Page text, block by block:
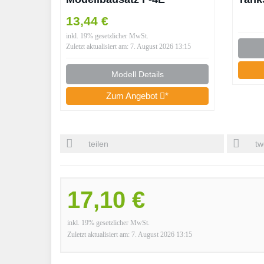
USAF-Kampfflugzeug 1:100
I Detailreich mit Fahrwerk,
Zusatztanks I Stecksystem,
kein Kleben I Für
Modellbau-Einsteiger ab 10.
13,44 €
inkl. 19% gesetzlicher MwSt.
Zuletzt aktualisiert am: 7. August 2026 13:15
Modell Details
Zum Angebot *
teilen
17,10 €
inkl. 19% gesetzlicher MwSt.
Zuletzt aktualisiert am: 7. August 2026 13:15